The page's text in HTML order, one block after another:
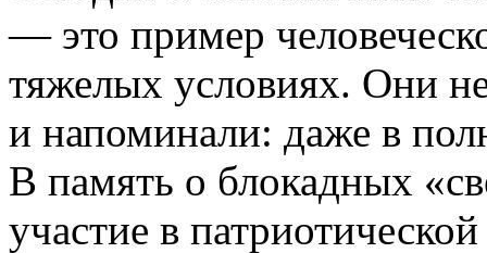
— это пример
тяжелых условиях. Они
и напоминали: даже в
В память о блокадных
участие в